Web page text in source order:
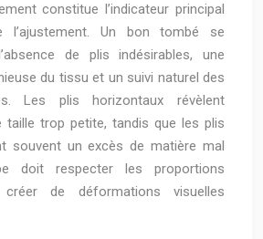
constitue l’indicateur principal
Un bon tombé se
de plis indésirables, une
du tissu et un suivi naturel des
Les plis horizontaux révèlent
taille trop petite, tandis que les plis
souvent un excès de matière mal
doit respecter les proportions
de déformations visuelles